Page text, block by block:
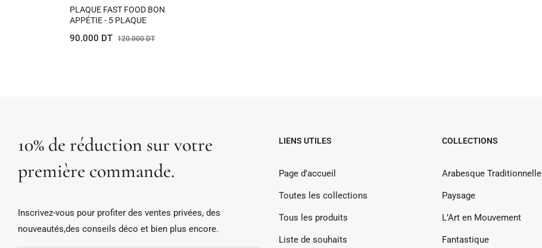
PLAQUE FAST FOOD BON
APPÉTIE - 5 PLAQUE
Prix
90.000 DT 120.000 DTPrix
10% de réduction sur votre
première commande.
Inscrivez-vous pour profiter des ventes privées, des
nouveautés,des conseils déco et bien plus encore.
LIENS UTILES
Page d’accueil
Toutes les collections
Tous les produits
Liste de souhaits
COLLECTIONS
Arabesque Traditionnelle
Paysage
L’Art en Mouvement
Fantastique